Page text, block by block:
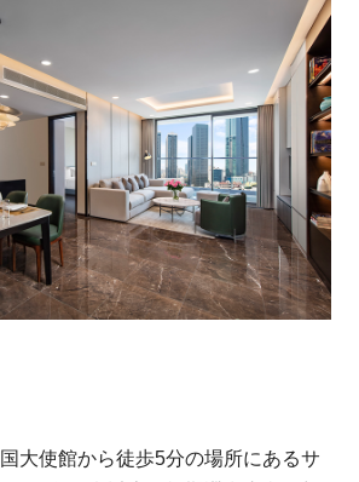
大使館から徒歩5分の場所にあるサ